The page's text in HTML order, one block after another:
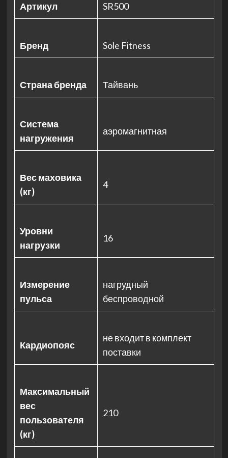
Артикул SR500
Бренд Sole Fitness
Страна бренда Тайвань
Система
нагружения
аэромагнитная
Вес маховика
(кг)
4
Уровни
нагрузки
16
Измерение
пульса
нагрудный
беспроводной
Кардиопояс
не входит в комплект
поставки
Максимальный
вес
пользователя
(кг)
210